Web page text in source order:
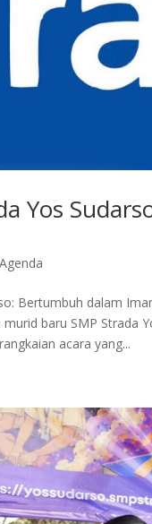
Yos
Agenda
Bertumbuh dalam
baru SMP Strada
acara yang...